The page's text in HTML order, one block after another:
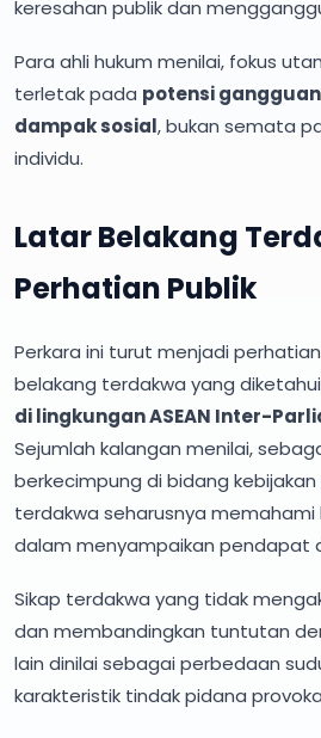
keresahan publik dan
Para ahli hukum menilai, fokus
terletak pada potensi
dampak sosial, bukan semata
individu.
Latar Belakang
Perhatian Publik
Perkara ini turut menjadi
belakang terdakwa yang
di lingkungan ASEAN Inter-
Sejumlah kalangan menilai,
berkecimpung di bidang
terdakwa seharusnya
dalam menyampaikan pendapat
Sikap terdakwa yang tidak
dan membandingkan tuntutan
lain dinilai sebagai perbedaan
karakteristik tindak pidana